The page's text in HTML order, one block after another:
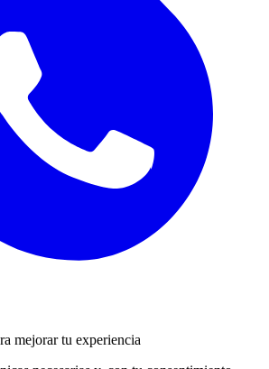
mejorar tu experiencia